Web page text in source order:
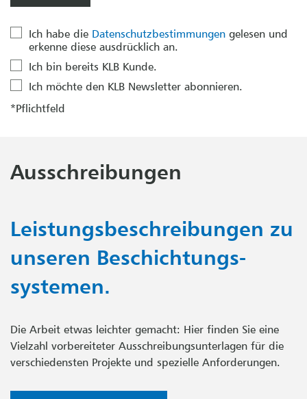
Ich habe die Datenschutzbestimmungen gelesen und
erkenne diese ausdrücklich an.
Ich bin bereits KLB Kunde.
Ich möchte den KLB Newsletter abonnieren.
*Pflichtfeld
Ausschreibungen
Leistungsbeschreibungen zu
unseren Beschichtungs­
systemen.
Die Arbeit etwas leichter gemacht: Hier finden Sie eine
Vielzahl vorbereiteter Ausschreibungsunterlagen für die
verschiedensten Projekte und spezielle Anforderungen.